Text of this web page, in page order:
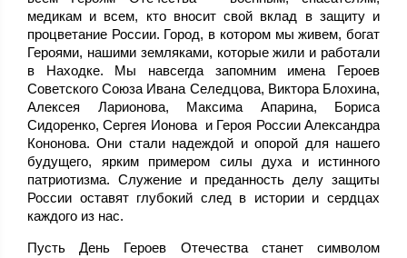
медикам и всем, кто вносит свой вклад в защиту и
процветание России. Город, в котором мы живем, богат
Героями, нашими земляками, которые жили и работали
в Находке. Мы навсегда запомним имена Героев
Советского Союза Ивана Селедцова, Виктора Блохина,
Алексея Ларионова, Максима Апарина, Бориса
Сидоренко, Сергея Ионова и Героя России Александра
Кононова. Они стали надеждой и опорой для нашего
будущего, ярким примером силы духа и истинного
патриотизма. Служение и преданность делу защиты
России оставят глубокий след в истории и сердцах
каждого из нас.
Пусть День Героев Отечества станет символом